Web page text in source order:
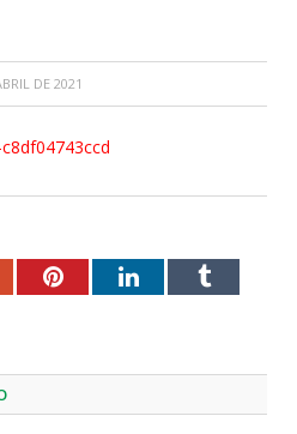
DE 2021
PinterestLinkedInTumblr